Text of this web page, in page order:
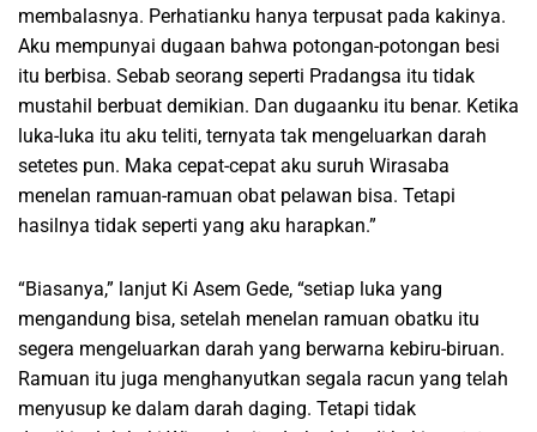
membalasnya. Perhatianku hanya terpusat pada kakinya.
Aku mempunyai dugaan bahwa potongan-potongan besi
itu berbisa. Sebab seorang seperti Pradangsa itu tidak
mustahil berbuat demikian. Dan dugaanku itu benar. Ketika
luka-luka itu aku teliti, ternyata tak mengeluarkan darah
setetes pun. Maka cepat-cepat aku suruh Wirasaba
menelan ramuan-ramuan obat pelawan bisa. Tetapi
hasilnya tidak seperti yang aku harapkan.”
“Biasanya,” lanjut Ki Asem Gede, “setiap luka yang
mengandung bisa, setelah menelan ramuan obatku itu
segera mengeluarkan darah yang berwarna kebiru-biruan.
Ramuan itu juga menghanyutkan segala racun yang telah
menyusup ke dalam darah daging. Tetapi tidak